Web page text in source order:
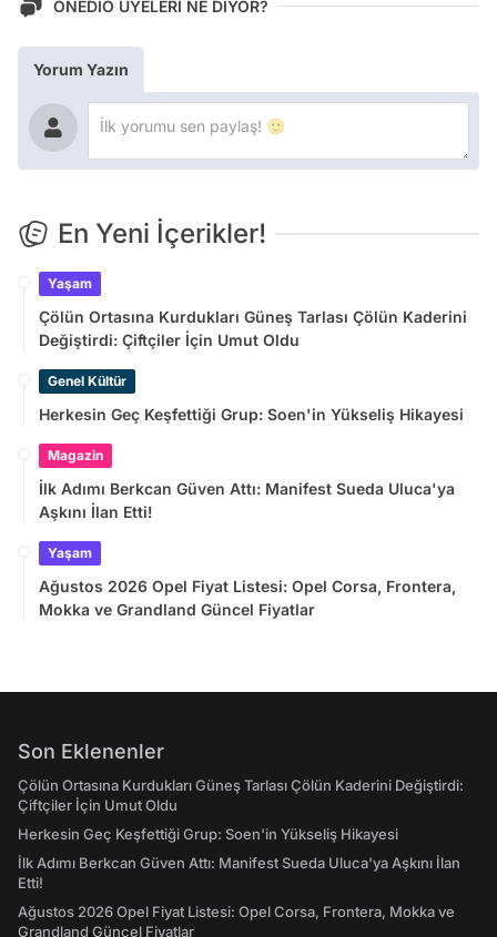
ONEDİO ÜYELERİ NE DİYOR?
Yorum Yazın
En Yeni İçerikler!
Yaşam
Çölün Ortasına Kurdukları Güneş Tarlası Çölün Kaderini
Değiştirdi: Çiftçiler İçin Umut Oldu
Genel Kültür
Herkesin Geç Keşfettiği Grup: Soen'in Yükseliş Hikayesi
Magazin
İlk Adımı Berkcan Güven Attı: Manifest Sueda Uluca'ya
Aşkını İlan Etti!
Yaşam
Ağustos 2026 Opel Fiyat Listesi: Opel Corsa, Frontera,
Mokka ve Grandland Güncel Fiyatlar
Son Eklenenler
Çölün Ortasına Kurdukları Güneş Tarlası Çölün Kaderini Değiştirdi:
Çiftçiler İçin Umut Oldu
Herkesin Geç Keşfettiği Grup: Soen'in Yükseliş Hikayesi
İlk Adımı Berkcan Güven Attı: Manifest Sueda Uluca'ya Aşkını İlan
Etti!
Ağustos 2026 Opel Fiyat Listesi: Opel Corsa, Frontera, Mokka ve
Grandland Güncel Fiyatlar